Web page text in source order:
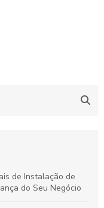
de Instalação de
do Seu Negócio